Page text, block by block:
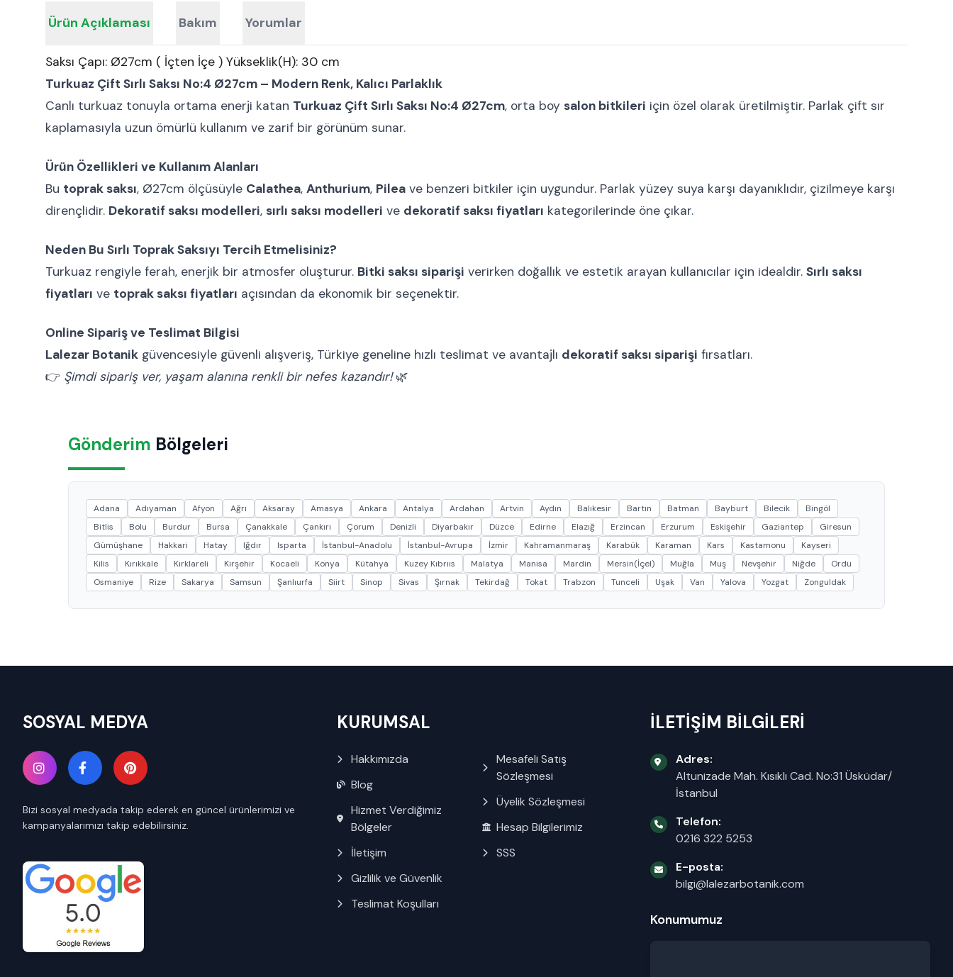
Ürün Açıklaması Bakım Yorumlar
Saksı Çapı: Ø27cm ( İçten İçe ) Yükseklik(H): 30 cm
Turkuaz Çift Sırlı Saksı No:4 Ø27cm – Modern Renk, Kalıcı Parlaklık
Canlı turkuaz tonuyla ortama enerji katan Turkuaz Çift Sırlı Saksı No:4 Ø27cm, orta boy salon bitkileri için özel olarak üretilmiştir. Parlak çift sır
kaplamasıyla uzun ömürlü kullanım ve zarif bir görünüm sunar.
Ürün Özellikleri ve Kullanım Alanları
Bu toprak saksı, Ø27cm ölçüsüyle Calathea, Anthurium, Pilea ve benzeri bitkiler için uygundur. Parlak yüzey suya karşı dayanıklıdır, çizilmeye karşı
dirençlidir. Dekoratif saksı modelleri, sırlı saksı modelleri ve dekoratif saksı fiyatları kategorilerinde öne çıkar.
Neden Bu Sırlı Toprak Saksıyı Tercih Etmelisiniz?
Turkuaz rengiyle ferah, enerjik bir atmosfer oluşturur. Bitki saksı siparişi verirken doğallık ve estetik arayan kullanıcılar için idealdir. Sırlı saksı
fiyatları ve toprak saksı fiyatları açısından da ekonomik bir seçenektir.
Online Sipariş ve Teslimat Bilgisi
Lalezar Botanik güvencesiyle güvenli alışveriş, Türkiye geneline hızlı teslimat ve avantajlı dekoratif saksı siparişi fırsatları.
👉 Şimdi sipariş ver, yaşam alanına renkli bir nefes kazandır!🌿
Gönderim Bölgeleri
Adana Adıyaman Afyon Ağrı Aksaray Amasya Ankara Antalya Ardahan Artvin Aydın Balıkesir Bartın Batman Bayburt Bilecik
Bingöl
Bitlis
Bolu Burdur Bursa Çanakkale Çankırı Çorum Denizli Diyarbakır Düzce Edirne Elazığ Erzincan Erzurum Eskişehir Gaziantep
Giresun
Gümüşhane
Hakkari Hatay Iğdır Isparta İstanbul-Anadolu İstanbul-Avrupa İzmir Kahramanmaraş Karabük Karaman Kars Kastamonu
Kayseri
Kilis
Kırıkkale Kırklareli Kırşehir Kocaeli Konya Kütahya Kuzey Kıbrııs Malatya Manisa Mardin Mersin(İçel) Muğla Muş Nevşehir Niğde
Ordu
Osmaniye
Rize Sakarya Samsun Şanlıurfa Siirt Sinop Sivas Şırnak Tekirdağ Tokat Trabzon Tunceli Uşak Van Yalova Yozgat Zonguldak
SOSYAL MEDYA
Bizi sosyal medyada takip ederek en güncel ürünlerimizi ve
kampanyalarımızı takip edebilirsiniz.
KURUMSAL
Hakkımızda
Blog
Hizmet Verdiğimiz
Bölgeler
İletişim
Gizlilik ve Güvenlik
Teslimat Koşulları
Mesafeli Satış
Sözleşmesi
Üyelik Sözleşmesi
Hesap Bilgilerimiz
SSS
İLETİŞİM BİLGİLERİ
Adres:
Altunizade Mah. Kısıklı Cad. No:31 Üsküdar/
İstanbul
Telefon:
0216 322 5253
E-posta:
bilgi@lalezarbotanik.com
Konumumuz